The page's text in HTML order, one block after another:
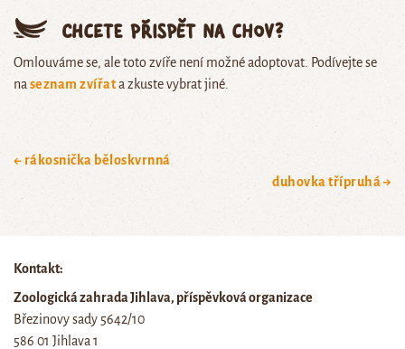
Chcete přispět na chov?
Omlouváme se, ale toto zvíře není možné adoptovat. Podívejte se
na seznam zvířata zkuste vybrat jiné.
← rákosnička běloskvrnná
duhovka třípruhá →
Kontakt:
Zoologická zahrada Jihlava, příspěvková organizace
Březinovy sady 5642/10
586 01 Jihlava 1